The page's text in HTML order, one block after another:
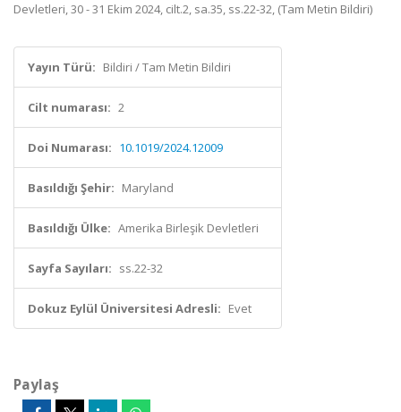
Devletleri, 30 - 31 Ekim 2024, cilt.2, sa.35, ss.22-32, (Tam Metin Bildiri)
Yayın Türü: Bildiri / Tam Metin Bildiri
Cilt numarası: 2
Doi Numarası: 10.1019/2024.12009
Basıldığı Şehir: Maryland
Basıldığı Ülke: Amerika Birleşik Devletleri
Sayfa Sayıları: ss.22-32
Dokuz Eylül Üniversitesi Adresli: Evet
Paylaş